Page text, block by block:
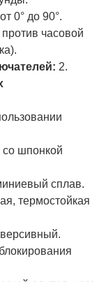
от 0° до 90°.
против часовой
2.
шпонкой
сплав.
термостойкая